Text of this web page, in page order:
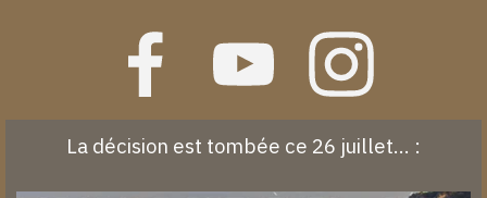
La décision est tombée ce 26 juillet... :